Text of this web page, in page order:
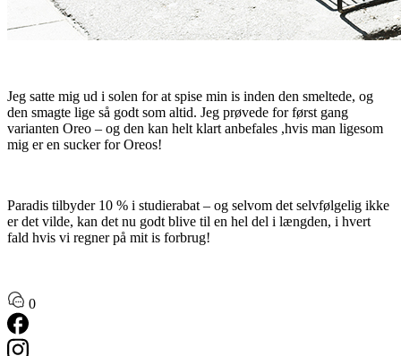
Jeg satte mig ud i solen for at spise min is inden den smeltede, og
den smagte lige så godt som altid. Jeg prøvede for først gang
varianten Oreo – og den kan helt klart anbefales ,hvis man ligesom
mig er en sucker for Oreos!
Paradis tilbyder 10 % i studierabat– og selvom det selvfølgelig ikke
er det vilde, kan det nu godt blive til en hel del i længden, i hvert
fald hvis vi regner på mit is forbrug!
0